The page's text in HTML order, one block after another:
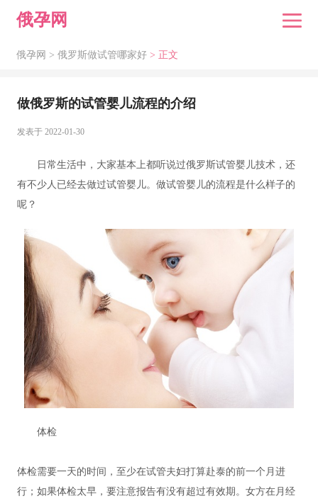
俄孕网
俄孕网 > 俄罗斯做试管哪家好> 正文
做俄罗斯的试管婴儿流程的介绍
发表于 2022-01-30
日常生活中，大家基本上都听说过俄罗斯试管婴儿技术，还
有不少人已经去做过试管婴儿。做试管婴儿的流程是什么样子的
呢？
体检
体检需要一天的时间，至少在试管夫妇打算赴泰的前一个月进
行；如果体检太早，要注意报告有没有超过有效期。女方在月经